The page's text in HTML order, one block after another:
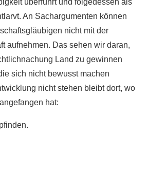
An Sachargumenten können
nicht mit der
aufnehmen. Das sehen wir daran,
Land zu gewinnen
sich nicht bewusst machen
nicht stehen bleibt dort, wo
hat: